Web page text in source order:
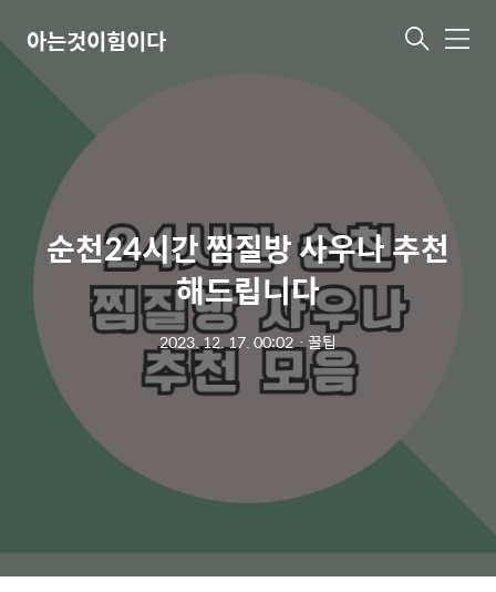
아는것이힘이다 메
순천24시간 찜질방 사우나 추천
해드립니다
2023. 12. 17. 00:02ㆍ꿀팁